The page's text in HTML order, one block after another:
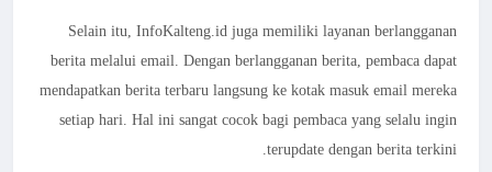
Selain itu, InfoKalteng.id juga memiliki layanan berlangganan
berita melalui email. Dengan berlangganan berita, pembaca dapat
mendapatkan berita terbaru langsung ke kotak masuk email mereka
setiap hari. Hal ini sangat cocok bagi pembaca yang selalu ingin
terupdate dengan berita terkini.